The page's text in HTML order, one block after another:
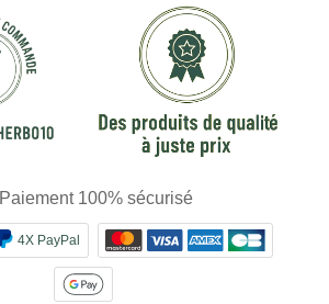
Paiement 100% sécurisé
4X PayPal